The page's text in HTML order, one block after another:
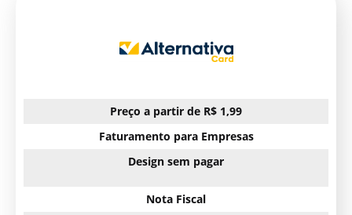
Preço a partir de R$ 1,99
Faturamento para Empresas
Design sem pagar
Nota Fiscal